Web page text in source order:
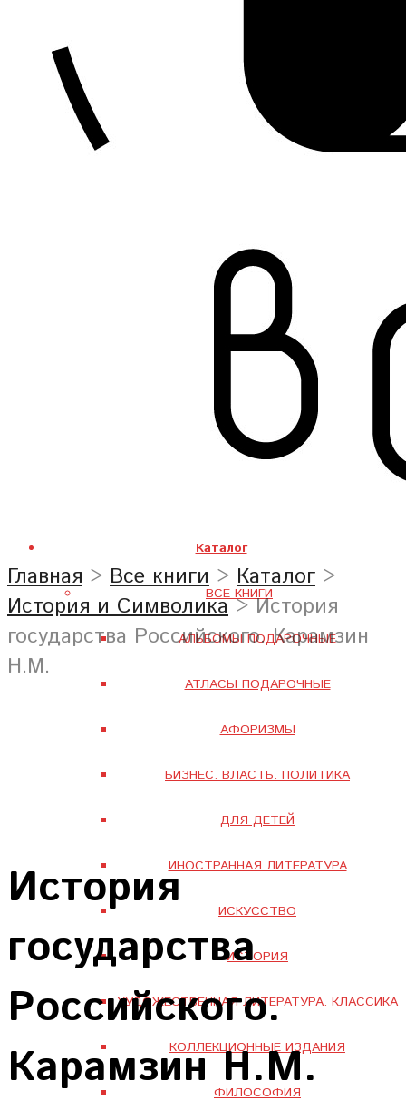
Каталог
ВСЕ КНИГИ
АЛЬБОМЫ ПОДАРОЧНЫЕ
АТЛАСЫ ПОДАРОЧНЫЕ
АФОРИЗМЫ
БИЗНЕС. ВЛАСТЬ. ПОЛИТИКА
ДЛЯ ДЕТЕЙ
ИНОСТРАННАЯ ЛИТЕРАТУРА
ИСКУССТВО
ИСТОРИЯ
ХУДОЖЕСТВЕННАЯ ЛИТЕРАТУРА. КЛАССИКА
КОЛЛЕКЦИОННЫЕ ИЗДАНИЯ
ФИЛОСОФИЯ
Главная > Все книги > Каталог >
История и Символика> История
государства Российского. Карамзин
Н.М.
История
государства
Российского.
Карамзин Н.М.